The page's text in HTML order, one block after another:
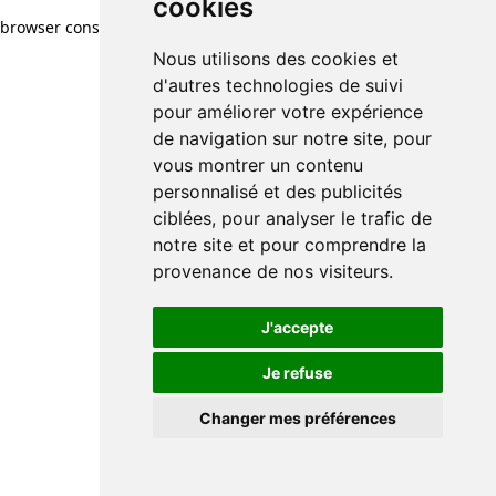
cookies
Nous utilisons des cookies et
d'autres technologies de suivi
pour améliorer votre expérience
de navigation sur notre site, pour
vous montrer un contenu
personnalisé et des publicités
ciblées, pour analyser le trafic de
notre site et pour comprendre la
provenance de nos visiteurs.
J'accepte
Je refuse
Changer mes préférences
browser console for more information)